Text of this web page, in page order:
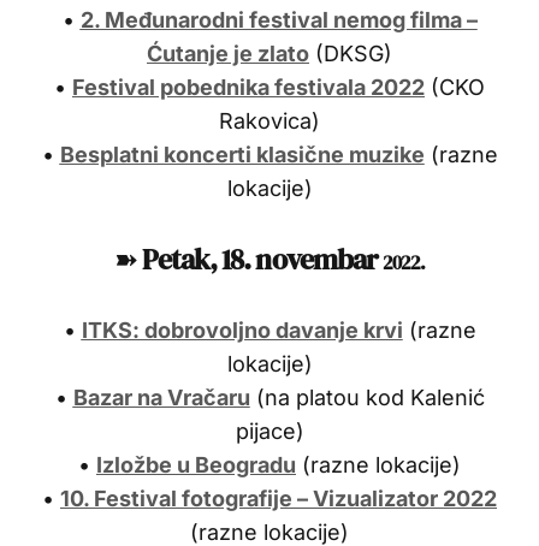
• 2. Međunarodni festival nemog filma –
Ćutanje je zlato (DKSG)
• Festival pobednika festivala 2022 (CKO
Rakovica)
• Besplatni koncerti klasične muzike (razne
lokacije)
➽Petak, 18. novembar2022.
• ITKS: dobrovoljno davanje krvi (razne
lokacije)
• Bazar na Vračaru (na platou kod Kalenić
pijace)
• Izložbe u Beogradu (razne lokacije)
• 10. Festival fotografije – Vizualizator 2022
(razne lokacije)